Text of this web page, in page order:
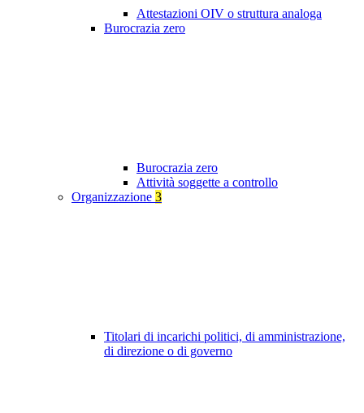
Attestazioni OIV o struttura analoga
Burocrazia zero
Burocrazia zero
Attività soggette a controllo
Organizzazione 3
Titolari di incarichi politici, di amministrazione,
di direzione o di governo